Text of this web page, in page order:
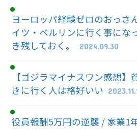
ヨーロッパ経験ゼロのおっさ
イツ・ベルリンに行く事にな
き残しておく。
2024.09.30
【ゴジラマイナスワン感想】
きに行く人は格好いい
役員報酬5万円の逆襲 / 家業1